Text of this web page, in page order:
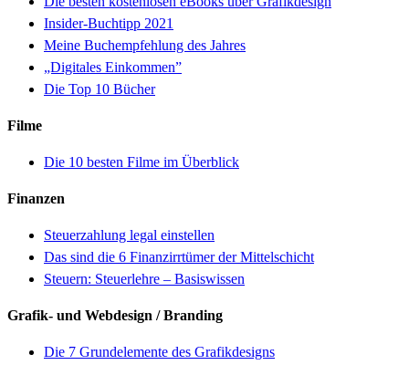
Insider-Buchtipp 2021
Meine Buchempfehlung des Jahres
„Digitales Einkommen”
Die Top 10 Bücher
Filme
Die 10 besten Filme im Überblick
Finanzen
Steuerzahlung legal einstellen
Das sind die 6 Finanzirrtümer der Mittelschicht
Steuern: Steuerlehre – Basiswissen
Grafik- und Webdesign / Branding
Die 7 Grundelemente des Grafikdesigns